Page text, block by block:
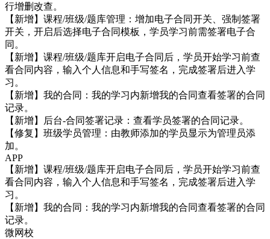
行增删改查。
【新增】课程/班级/题库管理：增加电子合同开关、强制签署
开关，开启后选择电子合同模板，学员学习前需签署电子合
同。
【新增】课程/班级/题库开启电子合同后，学员开始学习前查
看合同内容，输入个人信息和手写签名，完成签署后进入学
习。
【新增】我的合同：我的学习内新增我的合同查看签署的合同
记录。
【新增】后台-合同签署记录：查看学员签署的合同记录。
【修复】班级学员管理：由教师添加的学员显示为管理员添
加。
APP
【新增】课程/班级/题库开启电子合同后，学员开始学习前查
看合同内容，输入个人信息和手写签名，完成签署后进入学
习。
【新增】我的合同：我的学习内新增我的合同查看签署的合同
记录。
微网校